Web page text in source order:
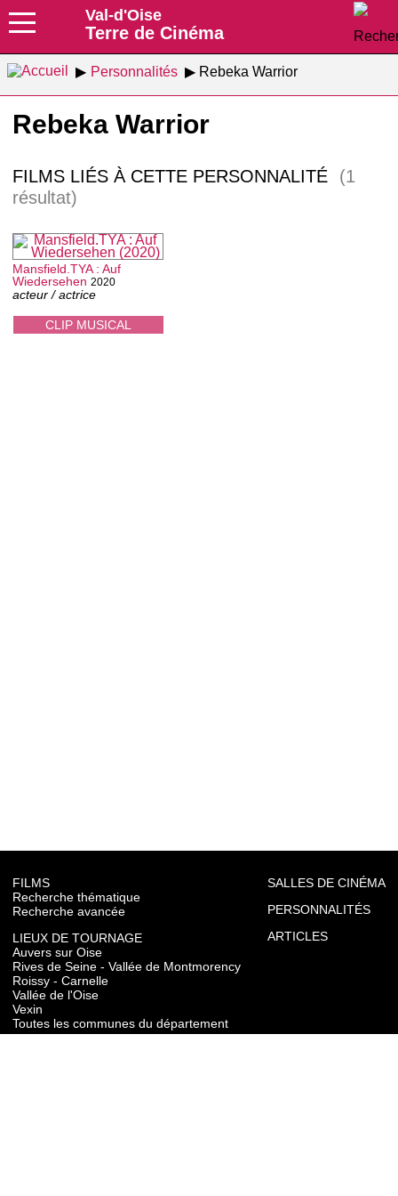
Val-d'Oise
Terre de Cinéma
Personnalités Rebeka Warrior
Rebeka Warrior
FILMS LIÉS À CETTE PERSONNALITÉ
(1
résultat)
CLIP MUSICAL
Mansfield.TYA : Auf
Wiedersehen 2020
acteur / actrice
FILMS
Recherche thématique
Recherche avancée
LIEUX DE TOURNAGE
Auvers sur Oise
Rives de Seine - Vallée de Montmorency
Roissy - Carnelle
Vallée de l'Oise
Vexin
Toutes les communes du département
SALLES DE CINÉMA
PERSONNALITÉS
ARTICLES